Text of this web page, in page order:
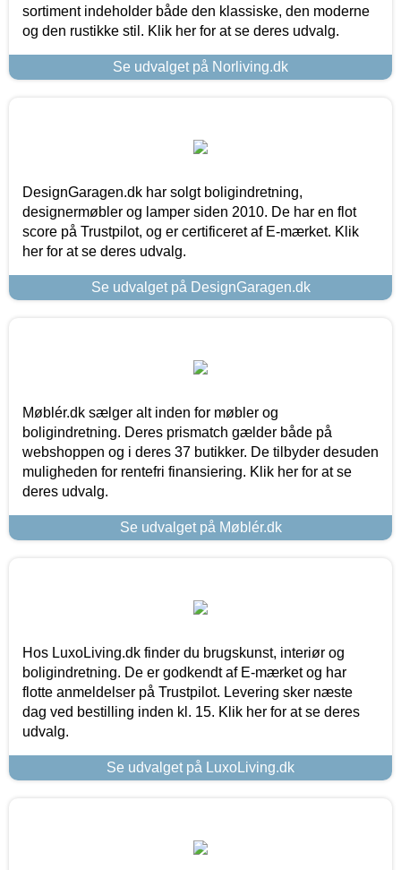
sortiment indeholder både den klassiske, den moderne
og den rustikke stil. Klik her for at se deres udvalg.
Se udvalget på Norliving.dk
DesignGaragen.dk har solgt boligindretning,
designermøbler og lamper siden 2010. De har en flot
score på Trustpilot, og er certificeret af E-mærket. Klik
her for at se deres udvalg.
Se udvalget på DesignGaragen.dk
Møblér.dk sælger alt inden for møbler og
boligindretning. Deres prismatch gælder både på
webshoppen og i deres 37 butikker. De tilbyder desuden
muligheden for rentefri finansiering. Klik her for at se
deres udvalg.
Se udvalget på Møblér.dk
Hos LuxoLiving.dk finder du brugskunst, interiør og
boligindretning. De er godkendt af E-mærket og har
flotte anmeldelser på Trustpilot. Levering sker næste
dag ved bestilling inden kl. 15. Klik her for at se deres
udvalg.
Se udvalget på LuxoLiving.dk